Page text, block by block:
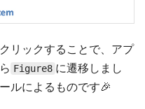
リックすることで、アプ
Figure8 に遷移しまし
ルによるものです🎉